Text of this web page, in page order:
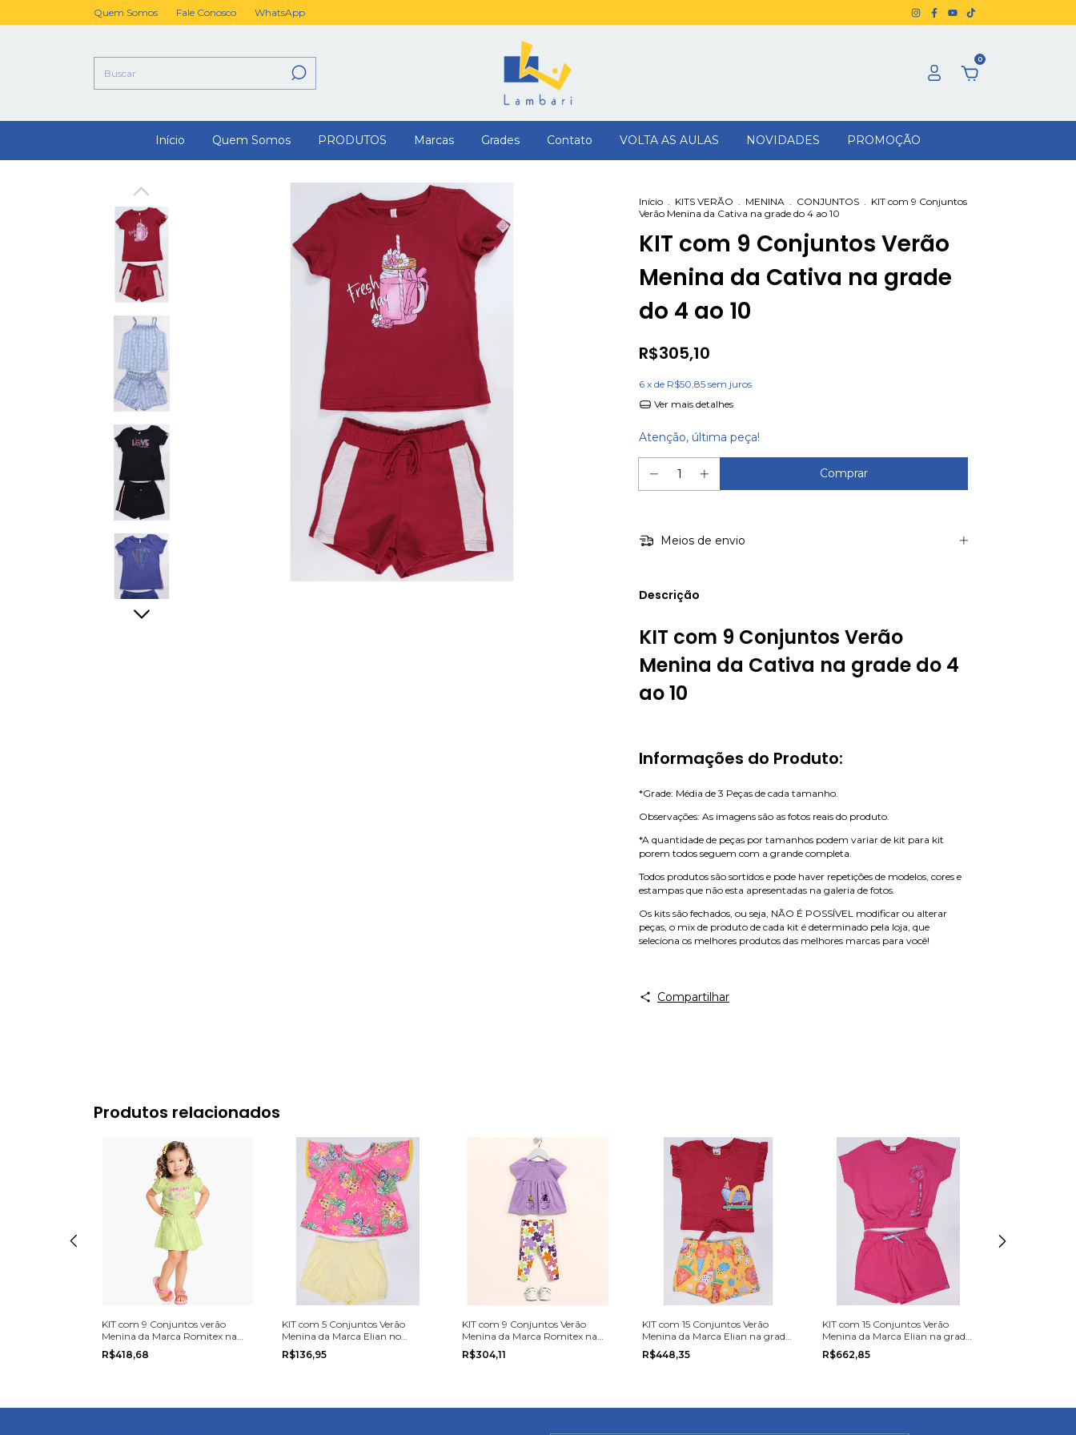
Quem Somos Fale Conosco WhatsApp
0
Início Quem Somos PRODUTOS Marcas Grades Contato VOLTA AS AULAS NOVIDADES PROMOÇÃO
Início . KITS VERÃO . MENINA . CONJUNTOS . KIT com 9 Conjuntos
Verão Menina da Cativa na grade do 4 ao 10
KIT com 9 Conjuntos Verão
Menina da Cativa na grade
do 4 ao 10
R$305,10
6 x de R$50,85 sem juros
Ver mais detalhes
Atenção, última peça!
Meios de envio
Descrição
KIT com 9 Conjuntos Verão
Menina da Cativa na grade do 4
ao 10
Informações do Produto:
*Grade: Média de 3 Peças de cada tamanho.
Observações: As imagens são as fotos reais do produto.
*A quantidade de peças por tamanhos podem variar de kit para kit
porem todos seguem com a grande completa.
Todos produtos são sortidos e pode haver repetições de modelos, cores e
estampas que não esta apresentadas na galeria de fotos.
Os kits são fechados, ou seja, NÃO É POSSÍVEL modificar ou alterar
peças, o mix de produto de cada kit é determinado pela loja, que
seleciona os melhores produtos das melhores marcas para você!
Compartilhar
Produtos relacionados
KIT com 9 Conjuntos verão
Menina da Marca Romitex na
grade do 4 ao 8
R$418,68
KIT com 5 Conjuntos Verão
Menina da Marca Elian no
tamanho P, M ou G.
R$136,95
KIT com 9 Conjuntos Verão
Menina da Marca Romitex na
grade do P ao G
R$304,11
KIT com 15 Conjuntos Verão
Menina da Marca Elian na grade
do 1 ao 3.
R$448,35
KIT com 15 Conjuntos Verão
Menina da Marca Elian na grade
do 10 ao 14.
R$662,85